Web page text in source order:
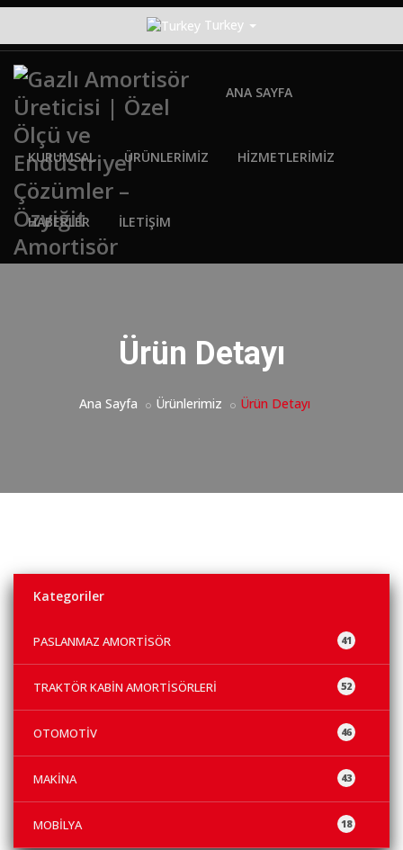
Turkey
ANA SAYFA
KURUMSAL ÜRÜNLERİMİZ HİZMETLERİMİZ
HABERLER İLETİŞİM
Ürün Detayı
Ana Sayfa Ürünlerimiz Ürün Detayı
Kategoriler
41
PASLANMAZ AMORTİSÖR
52
TRAKTÖR KABİN AMORTİSÖRLERİ
46
OTOMOTİV
43
MAKİNA
18
MOBİLYA